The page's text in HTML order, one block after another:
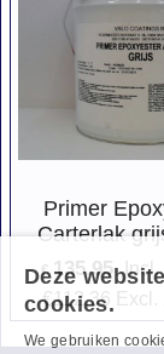
Primer
Carterlak
€ 135.95 Incl.
€112.36 Excl.
Deze
cookies.
We gebruiken